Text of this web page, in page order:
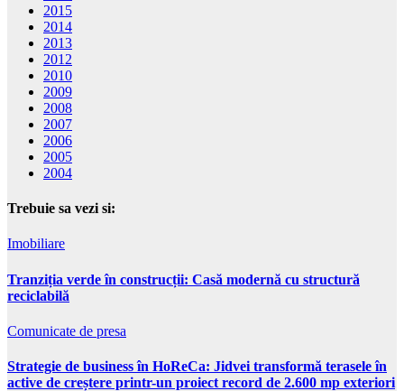
2015
2014
2013
2012
2010
2009
2008
2007
2006
2005
2004
Trebuie sa vezi si:
Imobiliare
Tranziția verde în construcții: Casă modernă cu structură
reciclabilă
Comunicate de presa
Strategie de business în HoReCa: Jidvei transformă terasele în
active de creștere printr-un proiect record de 2.600 mp exteriori